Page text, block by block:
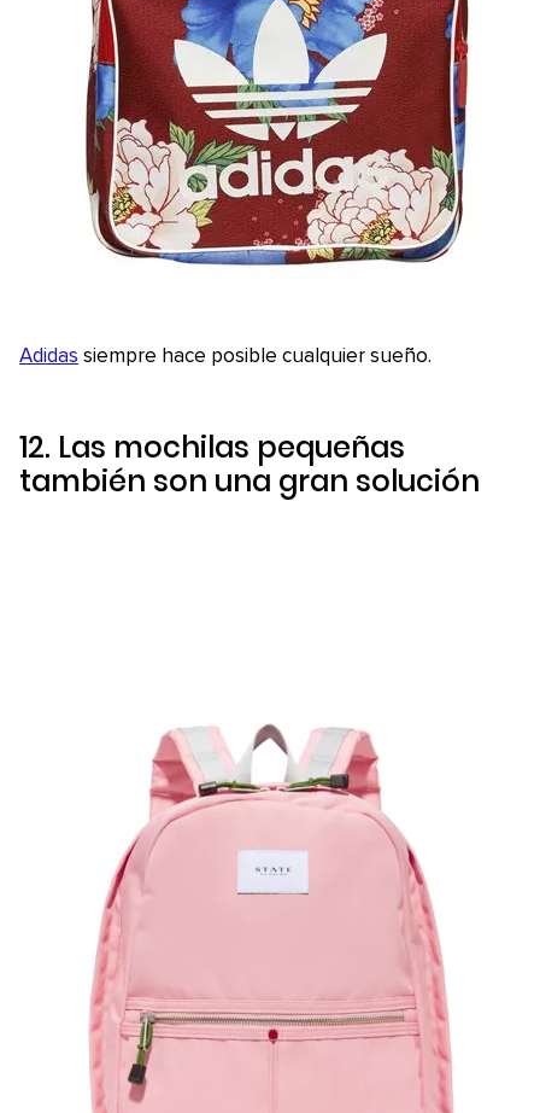
Adidas siempre hace posible cualquier sueño.
12. Las mochilas pequeñas
también son una gran solución